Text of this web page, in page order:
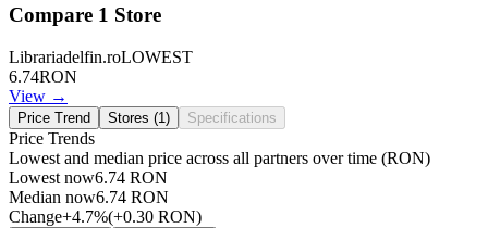
Compare 1 Store
Librariadelfin.roLOWEST
6.74RON
View →
Price Trend Stores (1) Specifications
Price Trends
Lowest and median price across all partners over time (RON)
Lowest now6.74 RON
Median now6.74 RON
Change+4.7%(+0.30 RON)